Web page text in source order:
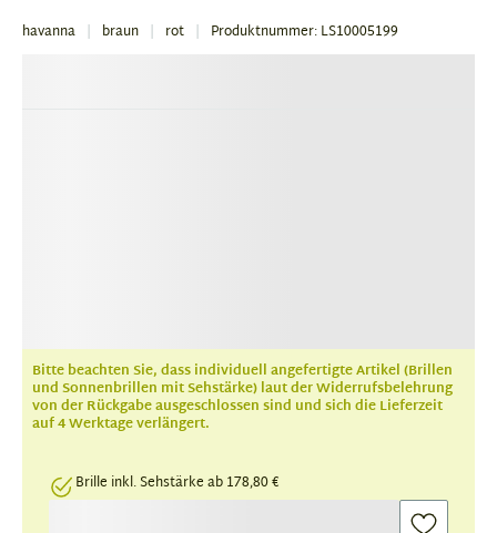
havanna braun rot Produktnummer: LS10005199
Bitte beachten Sie, dass individuell angefertigte Artikel (Brillen
und Sonnenbrillen mit Sehstärke) laut der Widerrufsbelehrung
von der Rückgabe ausgeschlossen sind und sich die Lieferzeit
auf 4 Werktage verlängert.
Brille inkl. Sehstärke ab 178,80 €